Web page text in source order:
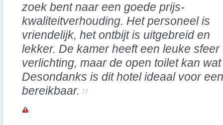
zoek bent naar een goede prijs-
kwaliteitverhouding. Het personeel is
vriendelijk, het ontbijt is uitgebreid en
lekker. De kamer heeft een leuke
verlichting, maar de open toilet kan
Desondanks is dit hotel ideaal voor
bereikbaar.